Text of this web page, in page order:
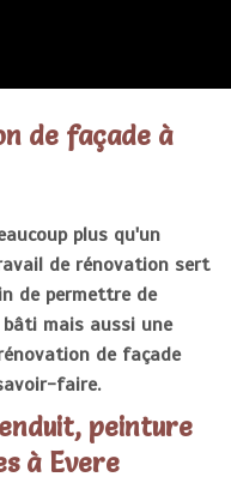
de façade à
plus qu'un
de rénovation sert
de permettre de
mais aussi une
de façade
faire.
peinture
à Evere